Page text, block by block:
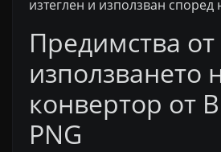
изтеглен и използван според
Предимства от
използването
конвертор от
PNG